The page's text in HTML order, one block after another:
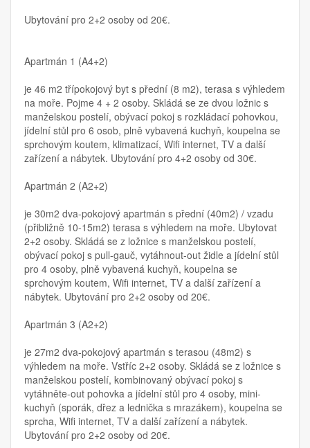
Ubytování pro 2+2 osoby od 20€.
Apartmán 1 (A4+2)
je 46 m2 třípokojový byt s přední (8 m2), terasa s výhledem
na moře. Pojme 4 + 2 osoby. Skládá se ze dvou ložnic s
manželskou postelí, obývací pokoj s rozkládací pohovkou,
jídelní stůl pro 6 osob, plně vybavená kuchyň, koupelna se
sprchovým koutem, klimatizací, Wifi internet, TV a další
zařízení a nábytek. Ubytování pro 4+2 osoby od 30€.
Apartmán 2 (A2+2)
je 30m2 dva-pokojový apartmán s přední (40m2) / vzadu
(přibližně 10-15m2) terasa s výhledem na moře. Ubytovat
2+2 osoby. Skládá se z ložnice s manželskou postelí,
obývací pokoj s pull-gauč, vytáhnout-out židle a jídelní stůl
pro 4 osoby, plně vybavená kuchyň, koupelna se
sprchovým koutem, Wifi internet, TV a další zařízení a
nábytek. Ubytování pro 2+2 osoby od 20€.
Apartmán 3 (A2+2)
je 27m2 dva-pokojový apartmán s terasou (48m2) s
výhledem na moře. Vstříc 2+2 osoby. Skládá se z ložnice s
manželskou postelí, kombinovaný obývací pokoj s
vytáhněte-out pohovka a jídelní stůl pro 4 osoby, mini-
kuchyň (sporák, dřez a lednička s mrazákem), koupelna se
sprcha, Wifi internet, TV a další zařízení a nábytek.
Ubytování pro 2+2 osoby od 20€.